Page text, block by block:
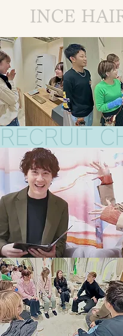
INCE
​RECRUIT